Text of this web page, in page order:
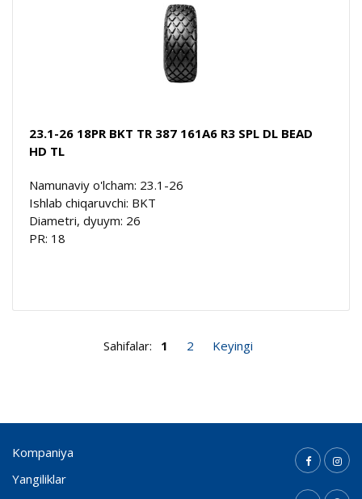
23.1-26 18PR BKT TR 387 161A6 R3 SPL DL BEAD
HD TL
Namunaviy o'lcham: 23.1-26
Ishlab chiqaruvchi: BKT
Diametri, dyuym: 26
PR: 18
Sahifalar: 1 2 Keyingi
Kompaniya
Yangiliklar